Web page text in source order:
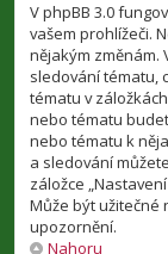
V phpBB 3.0
vašem prohlížeči.
nějakým změnám.
sledování tématu,
tématu v
nebo tématu
nebo tématu k
a sledování
záložce
Může být užitečné
upozornění.
Nahoru